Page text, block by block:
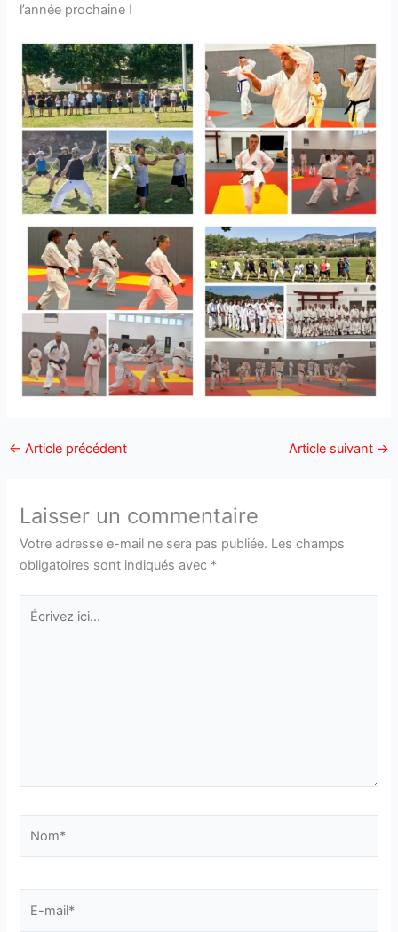
l’année prochaine !
Aucune légende Aucune légende
Aucune légende Aucune légende
← Article précédent Article suivant →
Laisser un commentaire
Votre adresse e-mail ne sera pas publiée. Les champs
obligatoires sont indiqués avec *
Écrivez
ici…
mail*